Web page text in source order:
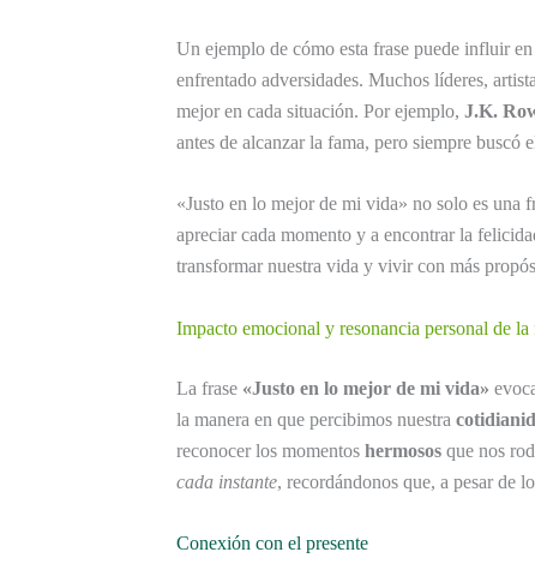
Un ejemplo de cómo esta frase puede influir
enfrentado adversidades. Muchos líderes,
mejor en cada situación. Por ejemplo, J.K.
antes de alcanzar la fama, pero siempre
«Justo en lo mejor de mi vida» no solo es una
apreciar cada momento y a encontrar la
transformar nuestra vida y vivir con más
Impacto emocional y resonancia personal de
La frase «Justo en lo mejor de mi vida»
la manera en que percibimos nuestra
reconocer los momentos hermosos que nos
cada instante, recordándonos que, a pesar de
Conexión con el presente